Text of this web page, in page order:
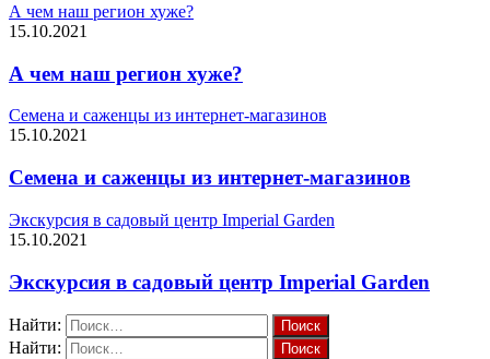
А чем наш регион хуже?
15.10.2021
А чем наш регион хуже?
Семена и саженцы из интернет-магазинов
15.10.2021
Семена и саженцы из интернет-магазинов
Экскурсия в садовый центр Imperial Garden
15.10.2021
Экскурсия в садовый центр Imperial Garden
Найти:
Найти: